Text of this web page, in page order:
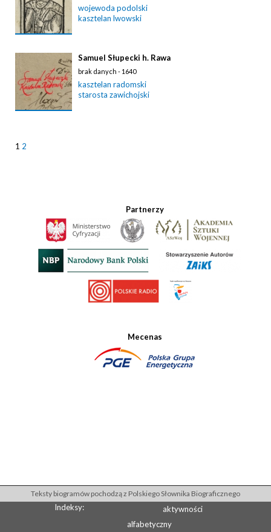
wojewoda podolski
kasztelan lwowski
Samuel Słupecki h. Rawa
brak danych - 1640
kasztelan radomski
starosta zawichojski
1 2
Partnerzy
Mecenas
Teksty biogramów pochodzą z Polskiego Słownika Biograficznego
Indeksy:
aktywności
alfabetyczny